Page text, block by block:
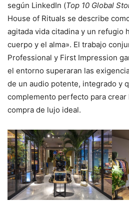
según LinkedIn (Top 10 Global
House of Rituals se describe
agitada vida citadina y un refugio
cuerpo y el alma». El trabajo
Professional y First Impression
el entorno superaran las
de un audio potente, integrado y
complemento perfecto para crear
compra de lujo ideal.